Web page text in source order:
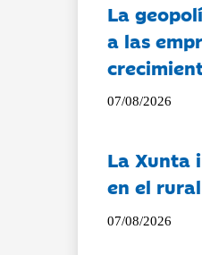
La
a las
07/08/2026
La Xunta
en el
07/08/2026